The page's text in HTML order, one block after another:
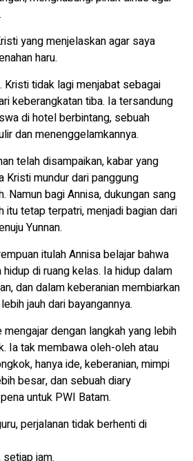
yang menjelaskan agar saya
haru.
Kristi tidak lagi menjabat sebagai
keberangkatan tiba. Ia tersandung
di hotel berbintang, sebuah
dan menenggelamkannya.
telah disampaikan, kabar yang
Kristi mundur dari panggung
Namun bagi Annisa, dukungan sang
itu tetap terpatri, menjadi bagian dari
Yunnan.
itulah Annisa belajar bahwa
di ruang kelas. Ia hidup dalam
dan dalam keberanian membiarkan
jauh dari bayangannya.
mengajar dengan langkah yang lebih
Ia tak membawa oleh-oleh atau
hanya ide, keberanian, mimpi
besar, dan sebuah diary
untuk PWI Batam.
perjalanan tidak berhenti di
jam.